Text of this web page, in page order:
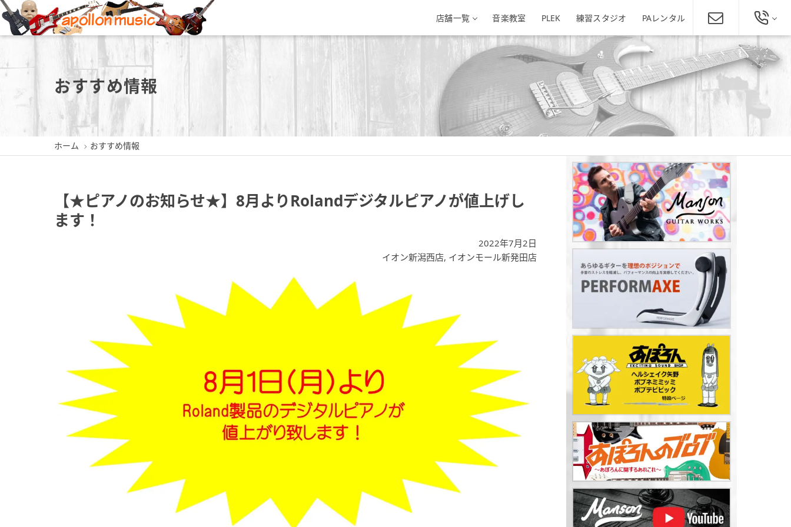
店舗一覧
新潟店
新潟県新潟市中央区東堀前通5-
新潟県長岡市城内町3-2-3 新潟県三条市興野3-10-1 新潟県新潟市西区小新南2-1-10
イオンモール新発田店
新潟県新発田市住吉町5-11-5
新潟駅南店
新潟県新潟市中央区神道寺1-4-4
025-242-3900
ミュージックスクール新潟
東区役所店
番1号
あぽろん各店舗へ
音楽教室 PLEK 練習スタジオ PAレンタル
総合お問い合わせ
025-229-4134
営業時間 11:00～19:00
ほぼ年中無休
おすすめ情報
ホーム おすすめ情報
【★ピアノのお知らせ★】8月よりRolandデジタルピアノが値上げし
ます！
2022年7月2日
イオン新潟西店, イオンモール新発田店